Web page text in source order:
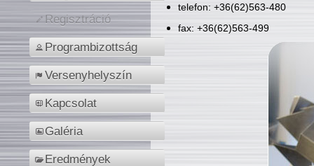
Regisztráció
Programbizottság
Versenyhelyszín
Kapcsolat
Galéria
Eredmények
telefon: +36(62)563-480
fax: +36(62)563-499